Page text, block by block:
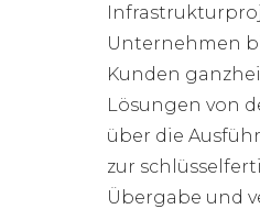
Unternehmen
Kunden
Lösungen von
über die
zur
Übergabe und